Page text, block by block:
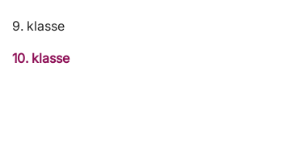
9. klasse
10. klasse